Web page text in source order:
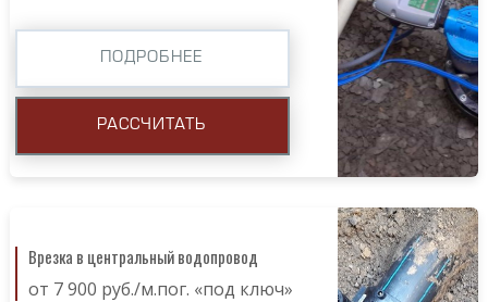
ПОДРОБНЕЕ
РАССЧИТАТЬ
Врезка в центральный водопровод
от 7 900 руб./м.пог. «под ключ»